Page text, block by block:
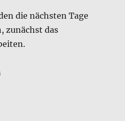
die nächsten Tage
zunächst das